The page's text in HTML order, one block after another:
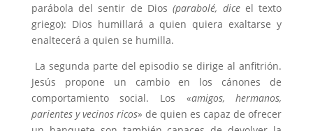
parábola del sentir de Dios(parabolé, dice el texto
griego): Dios humillará a quien quiera exaltarse y
enaltecerá a quien se humilla.
La segunda parte del episodio se dirige al anfitrión.
Jesús propone un cambio en los cánones de
comportamiento social. Los «amigos, hermanos,
parientes y vecinos ricos» de quien es capaz de ofrecer